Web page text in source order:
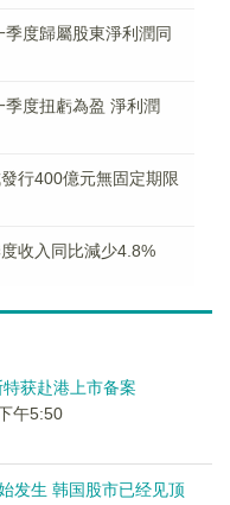
度歸屬股東淨利潤同
度扭虧為盈 淨利潤
行400億元無固定期限
收入同比減少4.8%
特获赴港上市备案
午5:50
发生 韩国股市已经见顶